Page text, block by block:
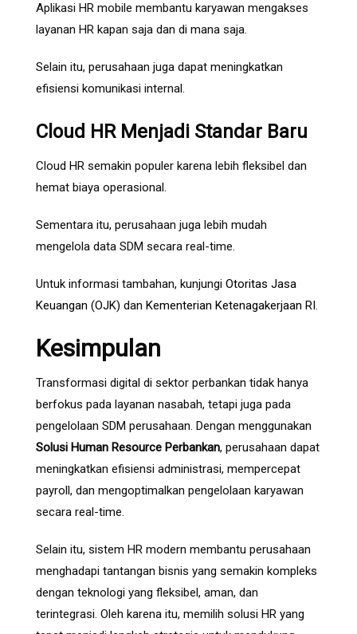
Aplikasi HR mobile membantu karyawan mengakses
layanan HR kapan saja dan di mana saja.
Selain itu, perusahaan juga dapat meningkatkan
efisiensi komunikasi internal.
Cloud HR Menjadi Standar Baru
Cloud HR semakin populer karena lebih fleksibel dan
hemat biaya operasional.
Sementara itu, perusahaan juga lebih mudah
mengelola data SDM secara real-time.
Untuk informasi tambahan, kunjungi Otoritas Jasa
Keuangan (OJK) dan Kementerian Ketenagakerjaan RI .
Kesimpulan
Transformasi digital di sektor perbankan tidak hanya
berfokus pada layanan nasabah, tetapi juga pada
pengelolaan SDM perusahaan. Dengan menggunakan
Solusi Human Resource Perbankan, perusahaan dapat
meningkatkan efisiensi administrasi, mempercepat
payroll, dan mengoptimalkan pengelolaan karyawan
secara real-time.
Selain itu, sistem HR modern membantu perusahaan
menghadapi tantangan bisnis yang semakin kompleks
dengan teknologi yang fleksibel, aman, dan
terintegrasi. Oleh karena itu, memilih solusi HR yang